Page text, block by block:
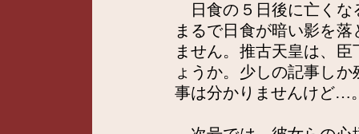
日食の５日後に亡くな
まるで日食が暗い影を
ません。推古天皇は、
ょうか。少しの記事し
事は分かりませんけど…